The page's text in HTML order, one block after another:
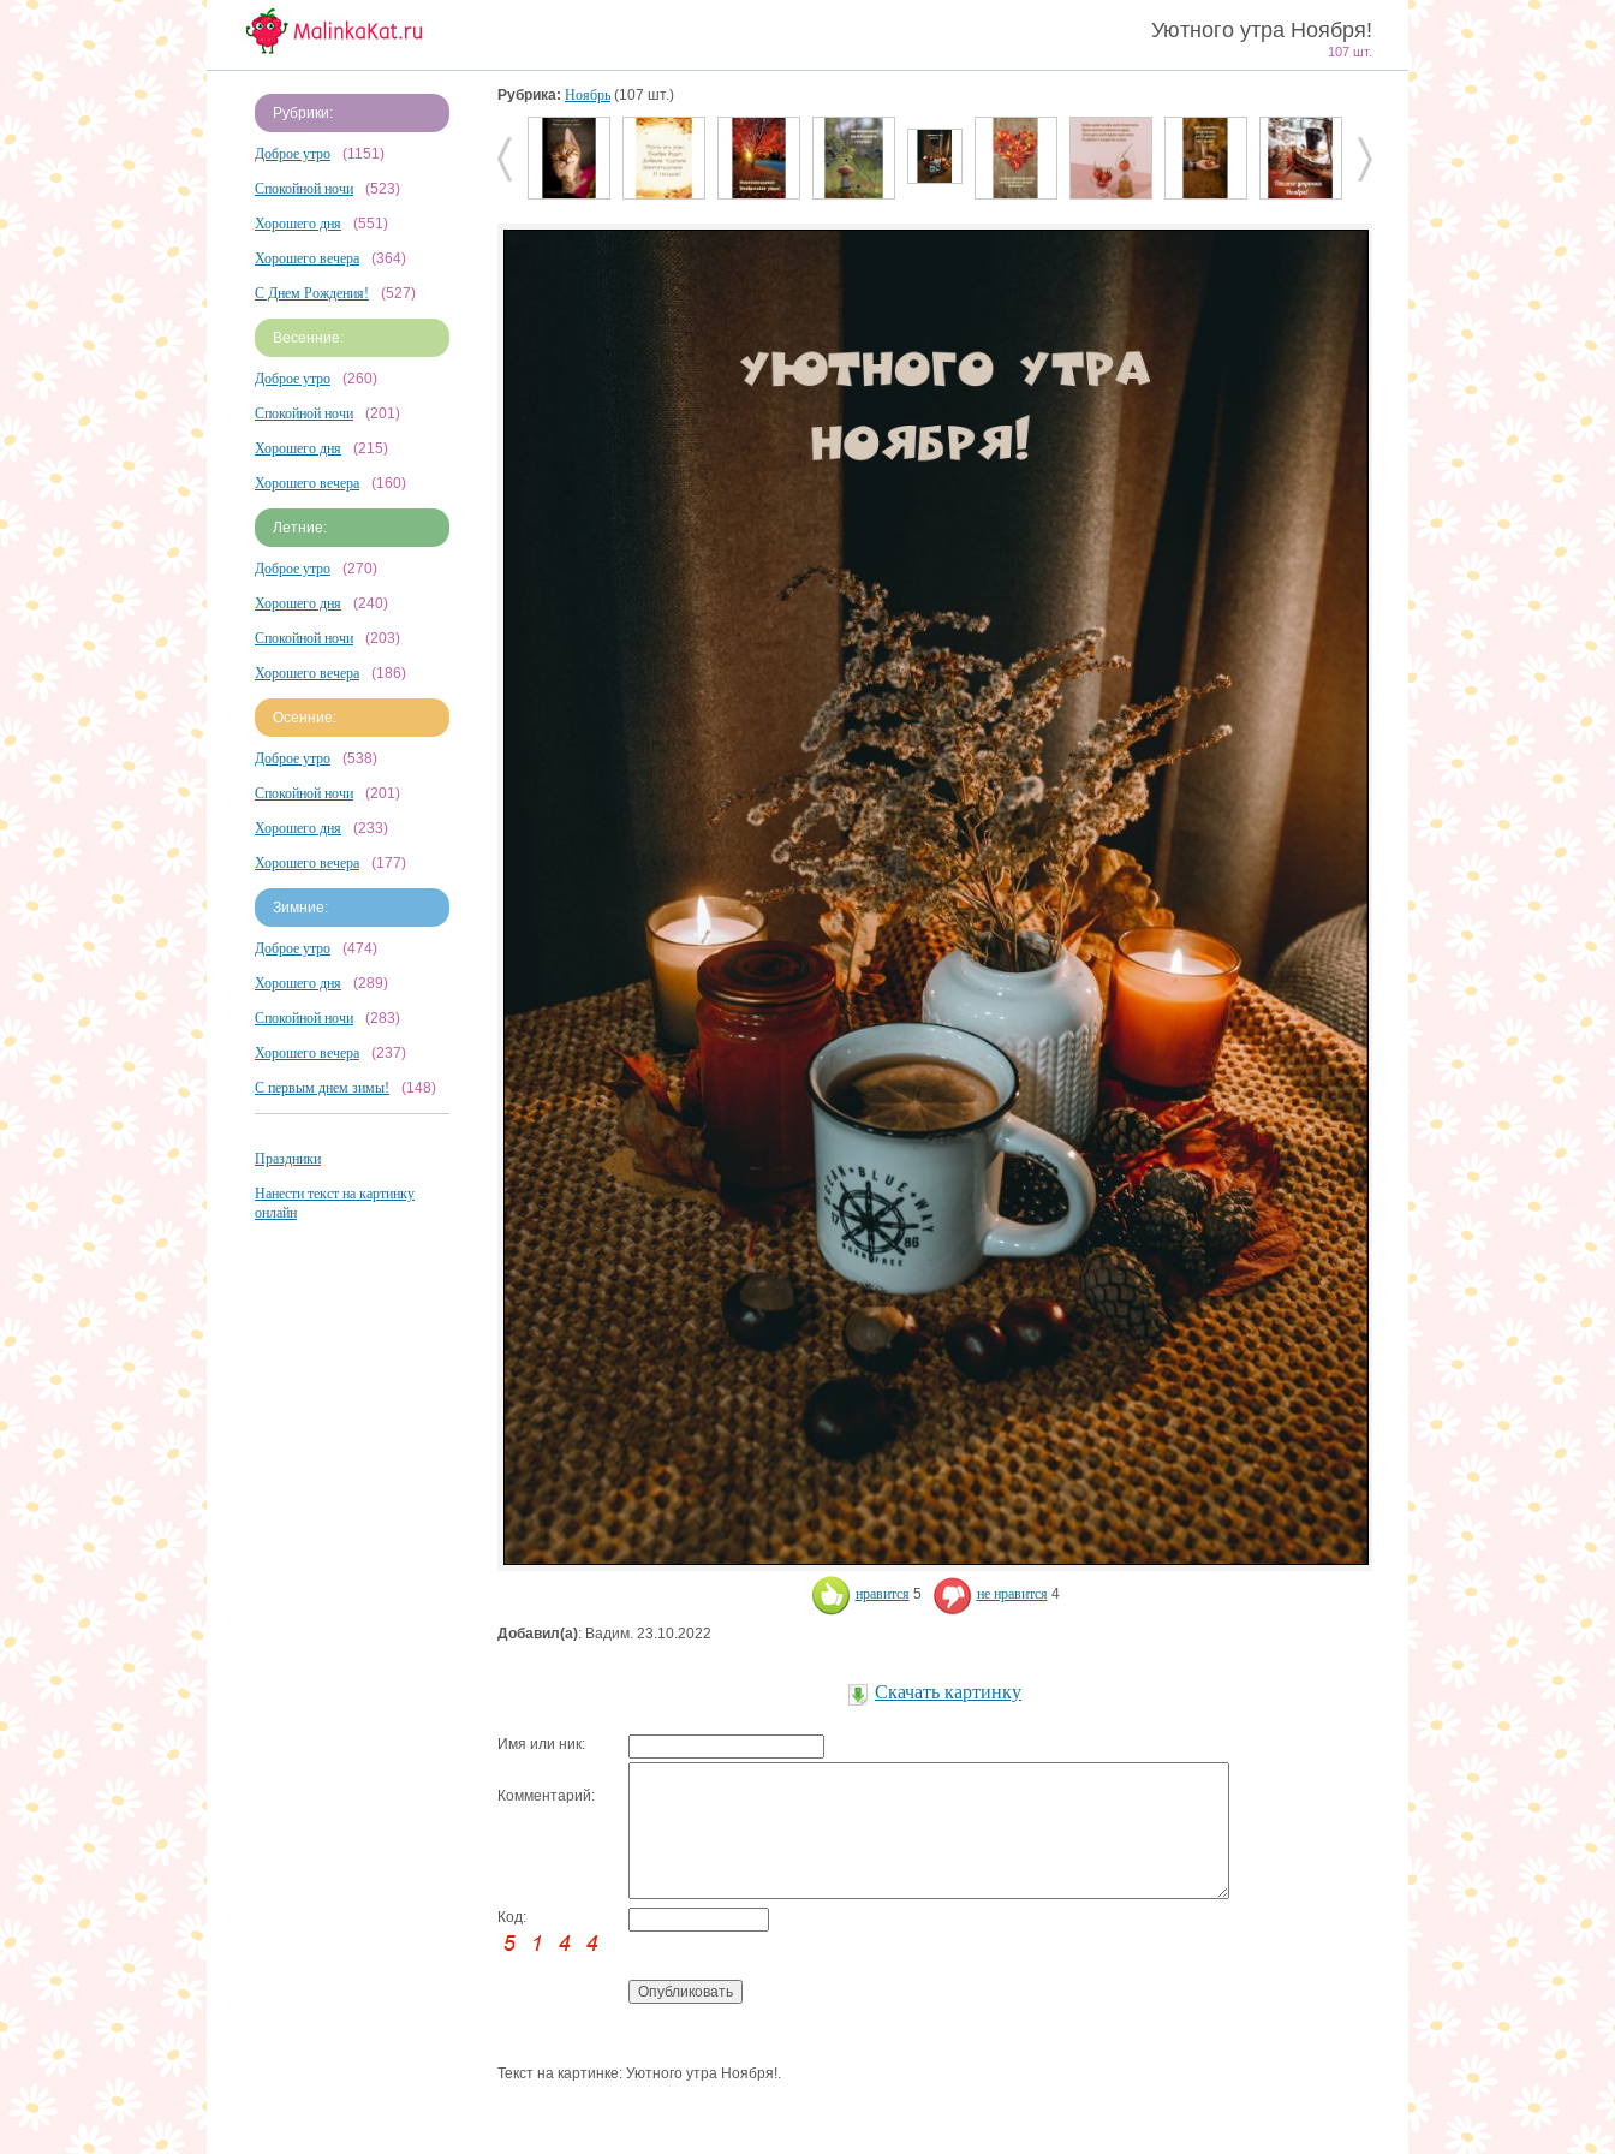
Уютного утра Ноября!
107 шт.
Рубрики:
Доброе утро (1151)
Спокойной ночи (523)
Хорошего дня (551)
Хорошего вечера (364)
С Днем Рождения! (527)
Весенние:
Доброе утро (260)
Спокойной ночи (201)
Хорошего дня (215)
Хорошего вечера (160)
Летние:
Доброе утро (270)
Хорошего дня (240)
Спокойной ночи (203)
Хорошего вечера (186)
Осенние:
Доброе утро (538)
Спокойной ночи (201)
Хорошего дня (233)
Хорошего вечера (177)
Зимние:
Доброе утро (474)
Хорошего дня (289)
Спокойной ночи (283)
Хорошего вечера (237)
С первым днем зимы! (148)
Праздники
Нанести текст на картинку
онлайн
Рубрика: Ноябрь (107 шт.)
нравится 5 не нравится 4
Добавил(а): Вадим. 23.10.2022
Скачать картинку
Имя или ник:
Комментарий:
Код:
Текст на картинке: Уютного утра Ноября!.